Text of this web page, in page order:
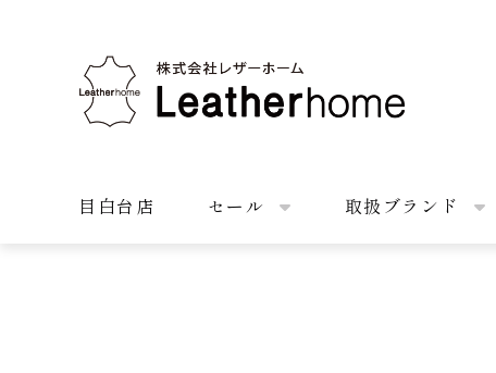
株式会社レザーホーム
目白台店 セール 取扱ブランド